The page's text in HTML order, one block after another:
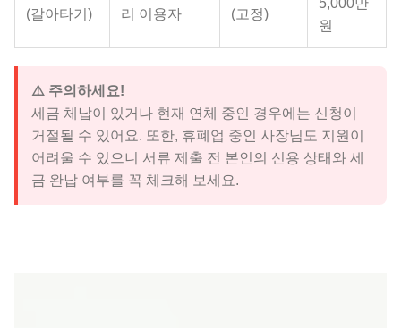
(갈아타기) 리 이용자 (고정)
5,000만
원
⚠️ 주의하세요!
세금 체납이 있거나 현재 연체 중인 경우에는 신청이
거절될 수 있어요. 또한, 휴폐업 중인 사장님도 지원이
어려울 수 있으니 서류 제출 전 본인의 신용 상태와 세
금 완납 여부를 꼭 체크해 보세요.